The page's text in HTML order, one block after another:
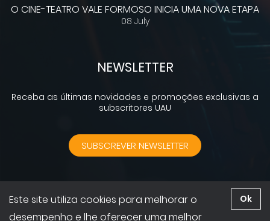
O CINE-TEATRO VALE FORMOSO INICIA UMA NOVA ETAPA
08 July
NEWSLETTER
Receba as últimas novidades e promoções exclusivas a
subscritores UAU
SUBSCREVER NEWSLETTER
2026 © UAU. Todos os direitos reservados | Desenvolvido por
Ok
Este site utiliza cookies para melhorar o
desempenho e lhe oferecer uma melhor